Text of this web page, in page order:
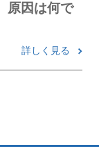
原因は何で
詳しく見る